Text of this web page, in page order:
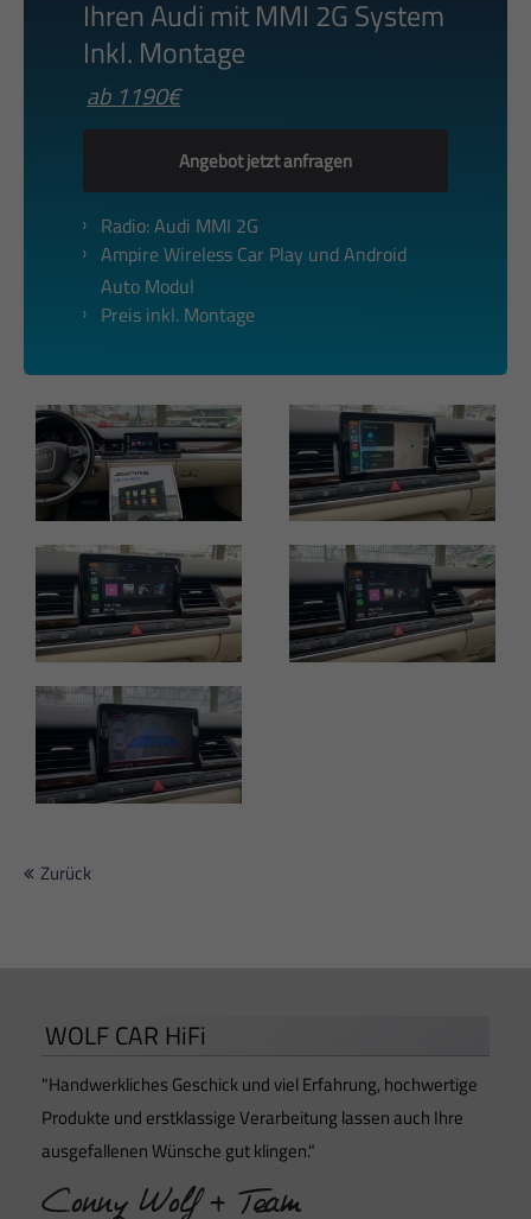
Ihren Audi mit MMI 2G System
Inkl. Montage
ab 1190€
Angebot jetzt anfragen
Radio: Audi MMI 2G
Ampire Wireless Car Play und Android
Auto Modul
Preis inkl. Montage
Zurück
WOLF CAR HiFi
"Handwerkliches Geschick und viel Erfahrung, hochwertige
Produkte und erstklassige Verarbeitung lassen auch Ihre
ausgefallenen Wünsche gut klingen."